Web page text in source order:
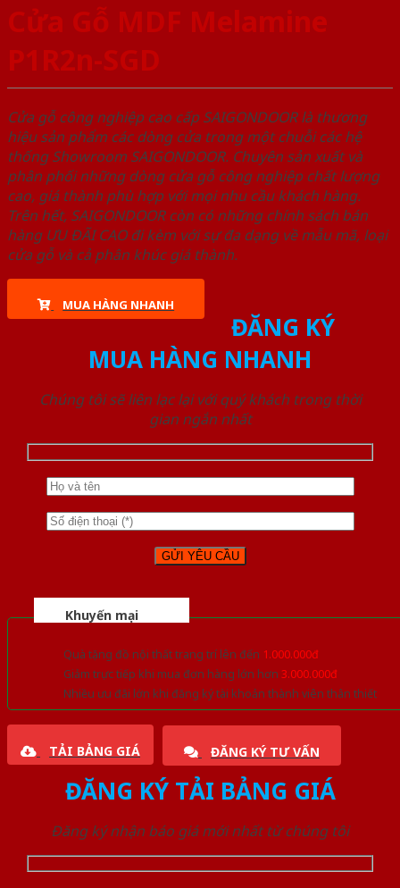
Cửa Gỗ MDF Melamine
P1R2n-SGD
Cửa gỗ công nghiệp cao cấp SAIGONDOOR là thương
hiệu sản phẩm các dòng cửa trong một chuỗi các hệ
thống Showroom SAIGONDOOR. Chuyên sản xuất và
phân phối những dòng cửa gỗ công nghiệp chất lượng
cao, giá thành phù hợp với mọi nhu cầu khách hàng.
Trên hết, SAIGONDOOR còn có những chính sách bán
hàng ƯU ĐÃI CAO đi kèm với sự đa dạng về mẫu mã, loại
cửa gỗ và cả phân khúc giá thành.
MUA HÀNG NHANH
ĐĂNG KÝ
MUA HÀNG NHANH
Chúng tôi sẽ liên lạc lại với quý khách trong thời
gian ngắn nhất
Khuyến mại
Quà tặng đồ nội thất trang trí lên đến 1.000.000đ
Giảm trực tiếp khi mua đơn hàng lớn hơn 3.000.000đ
Nhiều ưu đãi lớn khi đăng ký tài khoản thành viên thân thiết
TẢI BẢNG GIÁ ĐĂNG KÝ TƯ VẤN
ĐĂNG KÝ TẢI BẢNG GIÁ
Đăng ký nhận báo giá mới nhất từ chúng tôi